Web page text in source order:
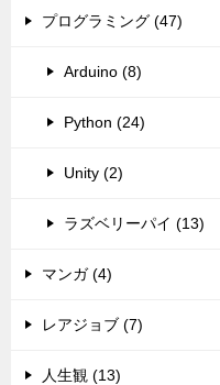
プログラミング (47)
Arduino (8)
Python (24)
Unity (2)
ラズベリーパイ (13)
マンガ (4)
レアジョブ (7)
人生観 (13)